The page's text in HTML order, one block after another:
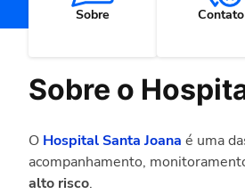
Sobre Contato
Sobre o
O Hospital Santa Joana é uma
acompanhamento,
alto risco.